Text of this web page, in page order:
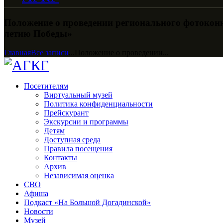
ГлавнаяВсе записи
Посетителям
Виртуальный музей
Политика конфиденциальности
Прейскурант
Экскурсии и программы
Детям
Доступная среда
Правила посещения
Контакты
Архив
Независимая оценка
СВО
Афиша
Подкаст «На Большой Догадинской»
Новости
Музей